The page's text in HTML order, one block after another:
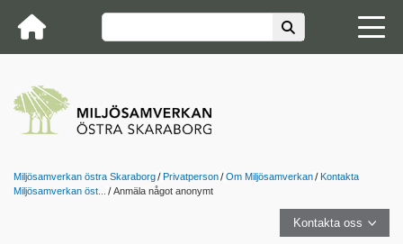
Miljösamverkan östra Skaraborg Privatperson Om Miljösamverkan
Kontakta
Miljösamverkan öst...
Anmäla något anonymt
Kontakta oss